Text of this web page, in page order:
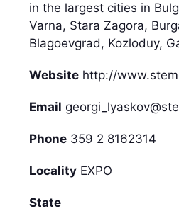
in the largest cities in
Varna, Stara Zagora,
Blagoevgrad, Kozloduy,
Website http://
Email
Phone 359 2 8162314
Locality EXPO
State